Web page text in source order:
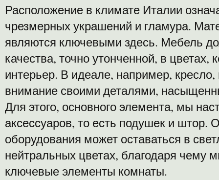
Расположение в климате Италии
чрезмерных украшений и гламура.
являются ключевыми здесь. Мебель
качества, точно утонченной, в цветах,
интерьер. В идеале, например, кресло,
внимание своими деталями,
Для этого, основного элемента, мы
аксессуаров, то есть подушек и штор.
оборудования может оставаться в
нейтральных цветах, благодаря чему
ключевые элементы комнаты.